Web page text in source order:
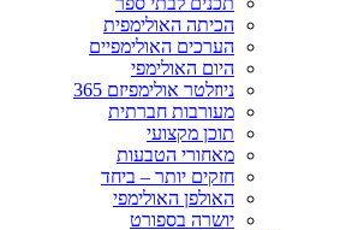
הכיתה האולימפית
הערכים האולימפיים
היום האולימפי
ניוזלטר אולימפיזם 365
מעורבות חברתית
תוכן מקצועי
מאחורי הטבעות
חזקים יותר – ביחד
האולפן האולימפי
יושרה בספורט